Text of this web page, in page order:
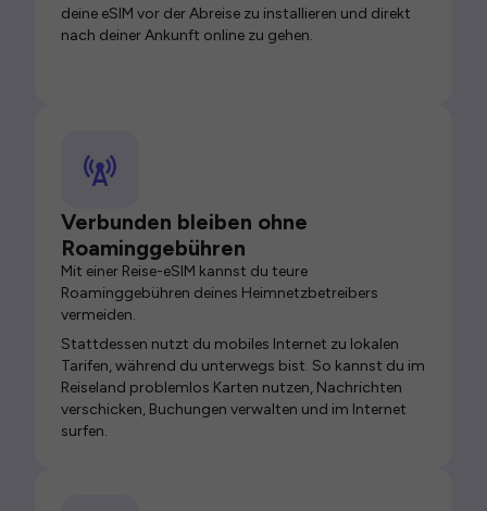
deine eSIM vor der Abreise zu installieren und direkt
nach deiner Ankunft online zu gehen.
Verbunden bleiben ohne
Roaminggebühren
Mit einer Reise-eSIM kannst du teure
Roaminggebühren deines Heimnetzbetreibers
vermeiden.
Stattdessen nutzt du mobiles Internet zu lokalen
Tarifen, während du unterwegs bist. So kannst du im
Reiseland problemlos Karten nutzen, Nachrichten
verschicken, Buchungen verwalten und im Internet
surfen.